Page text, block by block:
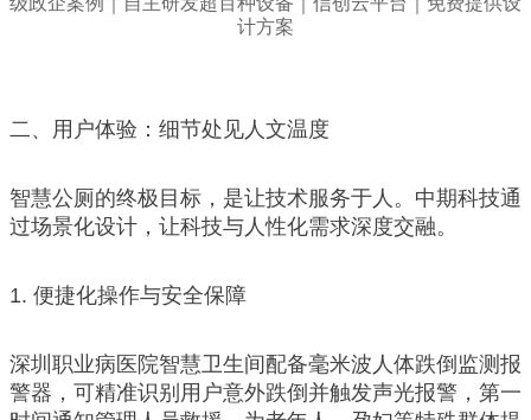
二、用户体验：细节处见人文温度
智慧公厕的终极目标，是让技术服务于人。中期科技通
过场景化设计，让科技与人性化需求深度交融。
1. 便捷化操作与安全保障
深圳职业病医院智慧卫生间配备毫米波人体跌倒监测报
警器，可精准识别用户意外跌倒并触发声光报警，第一